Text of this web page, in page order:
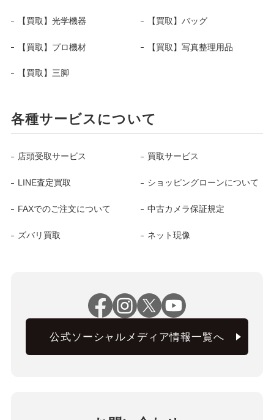
【買取】光学機器 【買取】バッグ
【買取】プロ機材 【買取】写真整理用品
【買取】三脚
各種サービスについて
店頭受取サービス 買取サービス
LINE査定買取 ショッピングローンについて
FAXでのご注文について 中古カメラ保証規定
ズバリ買取 ネット現像
公式ソーシャルメディア情報一覧へ